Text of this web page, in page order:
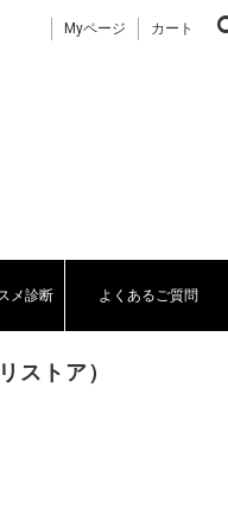
Myページ カート
メ診断 よくあるご質問
ストア）